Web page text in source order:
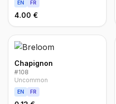
EN FR
4.00 €
Chapignon
#108
Uncommon
EN FR